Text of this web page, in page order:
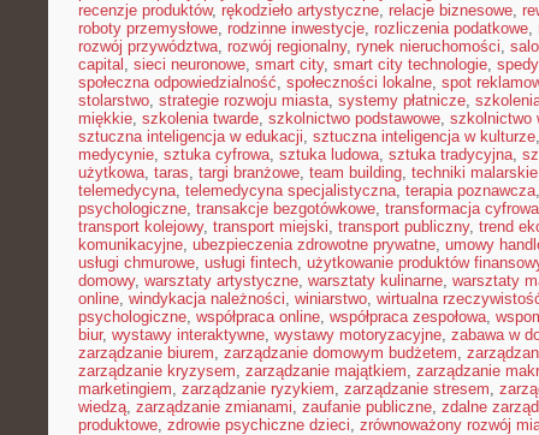
recenzje produktów, rękodzieło artystyczne, relacje biznesowe,
roboty przemysłowe, rodzinne inwestycje, rozliczenia podatkowe,
rozwój przywództwa, rozwój regionalny, rynek nieruchomości,
capital , sieci neuronowe, smart city, smart city technologie,
społeczna odpowiedzialność, społeczności lokalne, spot
stolarstwo, strategie rozwoju miasta, systemy płatnicze,
miękkie, szkolenia twarde, szkolnictwo podstawowe, szkolnictwo
sztuczna inteligencja w edukacji, sztuczna inteligencja w kulturze
medycynie, sztuka cyfrowa, sztuka ludowa, sztuka tradycyjna,
użytkowa, taras, targi branżowe, team building, techniki malarskie
telemedycyna, telemedycyna specjalistyczna, terapia poznawcza
psychologiczne, transakcje bezgotówkowe, transformacja cyfrowa
transport kolejowy, transport miejski, transport publiczny, trend
komunikacyjne, ubezpieczenia zdrowotne prywatne, umowy
usługi chmurowe, usługi fintech, użytkowanie produktów
domowy, warsztaty artystyczne, warsztaty kulinarne, warsztaty
online, windykacja należności, winiarstwo, wirtualna
psychologiczne, współpraca online, współpraca zespołowa,
biur, wystawy interaktywne, wystawy motoryzacyjne, zabawa w
zarządzanie biurem, zarządzanie domowym budżetem,
zarządzanie kryzysem, zarządzanie majątkiem, zarządzanie
marketingiem, zarządzanie ryzykiem, zarządzanie stresem,
wiedzą, zarządzanie zmianami, zaufanie publiczne, zdalne
produktowe, zdrowie psychiczne dzieci, zrównoważony rozwój